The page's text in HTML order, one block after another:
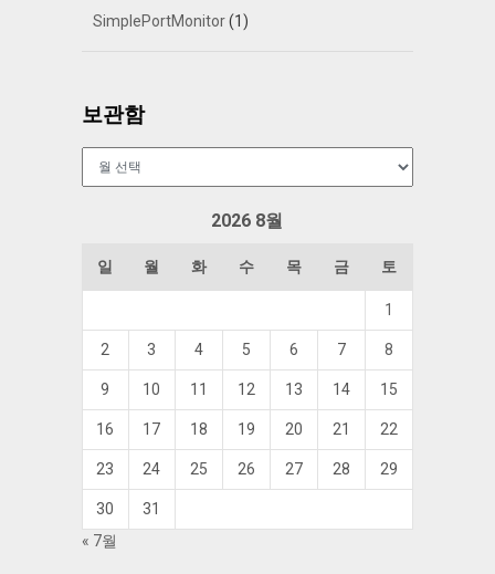
SimplePortMonitor(1)
보관함
2026 8월
일 월 화 수 목 금 토
1
2 3 4 5 6 7 8
9 10 11 12 13 14 15
16 17 18 19 20 21 22
23 24 25 26 27 28 29
30
31
« 7월